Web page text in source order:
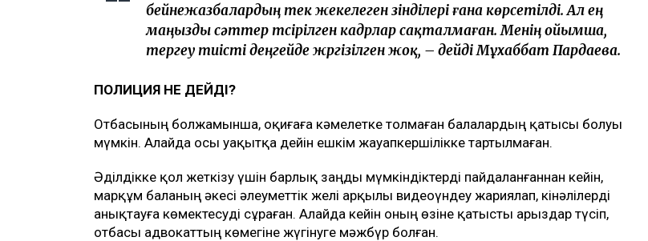
бейнежазбалардың тек жекелеген үзінділері ғана көрсетілді. Ал ең
маңызды сәттер түсірілген кадрлар сақталмаған. Менің ойымша,
тергеу тиісті деңгейде жүргізілген жоқ, – дейді Мұхаббат Пардаева.
ПОЛИЦИЯ НЕ ДЕЙДІ?
Отбасының болжамынша, оқиғаға кәмелетке толмаған балалардың қатысы болуы
мүмкін. Алайда осы уақытқа дейін ешкім жауапкершілікке тартылмаған.
Әділдікке қол жеткізу үшін барлық заңды мүмкіндіктерді пайдаланғаннан кейін,
марқұм баланың әкесі әлеуметтік желі арқылы видеоүндеу жариялап, кінәлілерді
анықтауға көмектесуді сұраған. Алайда кейін оның өзіне қатысты арыздар түсіп,
отбасы адвокаттың көмегіне жүгінуге мәжбүр болған.